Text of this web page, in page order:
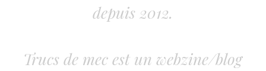
depuis 2012.
Trucs de mec est un webzine/blog